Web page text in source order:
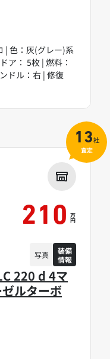
| 色：灰(グレー)系
ア： 5枚 | 燃料：
ドル：右 | 修復
220 d 4マ
ルターボ
210 万
円
写真
装備
情報
13社
査定